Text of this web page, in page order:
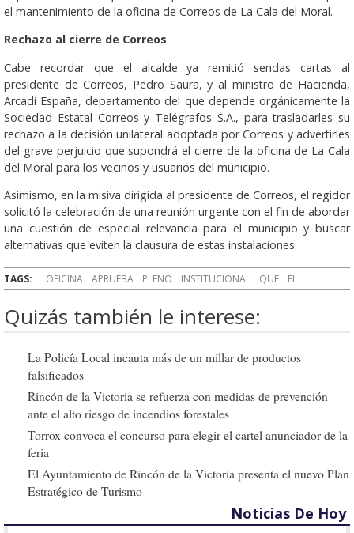
el mantenimiento de la oficina de Correos de La Cala del Moral.
Rechazo al cierre de Correos
Cabe recordar que el alcalde ya remitió sendas cartas al
presidente de Correos, Pedro Saura, y al ministro de Hacienda,
Arcadi España, departamento del que depende orgánicamente la
Sociedad Estatal Correos y Telégrafos S.A., para trasladarles su
rechazo a la decisión unilateral adoptada por Correos y advertirles
del grave perjuicio que supondrá el cierre de la oficina de La Cala
del Moral para los vecinos y usuarios del municipio.
Asimismo, en la misiva dirigida al presidente de Correos, el regidor
solicitó la celebración de una reunión urgente con el fin de abordar
una cuestión de especial relevancia para el municipio y buscar
alternativas que eviten la clausura de estas instalaciones.
TAGS: OFICINA APRUEBA PLENO INSTITUCIONAL QUE EL
Quizás también le interese:
La Policía Local incauta más de un millar de productos
falsificados
Rincón de la Victoria se refuerza con medidas de prevención
ante el alto riesgo de incendios forestales
Torrox convoca el concurso para elegir el cartel anunciador de la
feria
El Ayuntamiento de Rincón de la Victoria presenta el nuevo Plan
Estratégico de Turismo
Noticias De Hoy